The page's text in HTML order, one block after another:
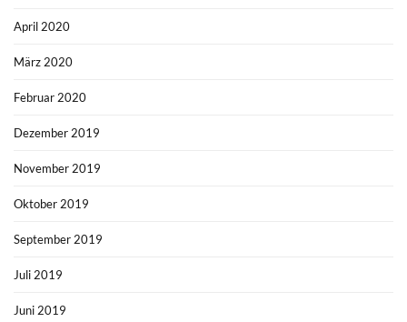
April 2020
März 2020
Februar 2020
Dezember 2019
November 2019
Oktober 2019
September 2019
Juli 2019
Juni 2019